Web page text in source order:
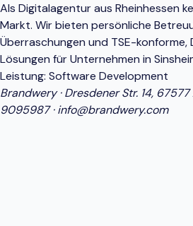
Als Digitalagentur aus Rheinhessen
Markt. Wir bieten persönliche
Überraschungen und TSE-konforme,
Lösungen für Unternehmen in
Leistung: Software Development
Brandwery · Dresdener Str. 14, 67577
9095987·info@brandwery.com